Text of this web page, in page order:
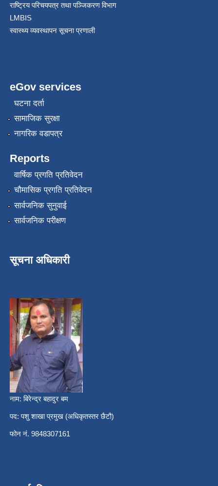
राष्ट्रिय परिचयपत्र तथा पञ्जिकरण विभाग
LMBIS
स्वास्थ्य व्यवस्थापन सूचना प्रणाली
eGov services
घटना दर्ता
सामाजिक सुरक्षा
नागरिक वडापत्र
Reports
वार्षिक प्रगति प्रतिवेदन
चौमासिक प्रगति प्रतिवेदन
सार्वजनिक सुनुवाई
सार्वजनिक परीक्षण
सूचना अधिकारी
नाम: बिरेन्द्र बहादुर बम
पद: पशु शाखा प्रमुख (अधिकृतस्तर छैटौ)
फोन नं. 9848307161